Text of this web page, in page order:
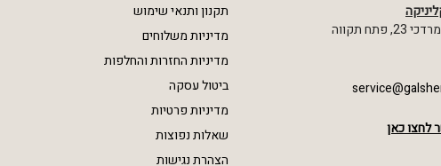
תקווה
לחצו כאן
תקנון ותנאי שימוש
מדיניות משלוחים
מדיניות החזרות והחלפות
ביטול עסקה
מדיניות פרטיות
שאלות נפוצות
הצהרת נגישות